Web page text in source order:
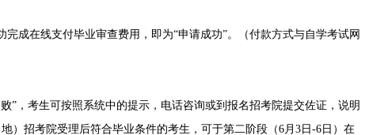
成在线支付毕业审查费用，即为“申请成功”。（付款方式与自学考试网
，考生可按照系统中的提示，电话咨询或到报名招考院提交佐证，说明
）招考院受理后符合毕业条件的考生，可于第二阶段（6月3日-6日）在